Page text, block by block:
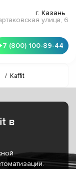
г. Казань
улица, 6
(800) 100-89-44
/ Kaffit
в